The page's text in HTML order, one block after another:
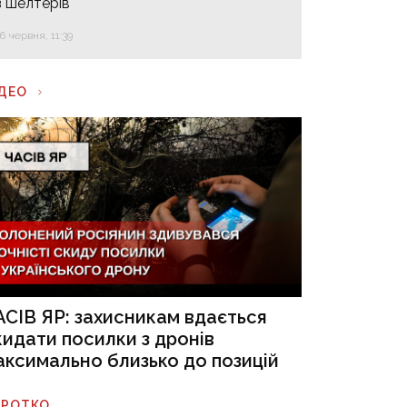
червня, 11:39
ЯР: захисникам вдається
посилки з дронів
близько до позицій